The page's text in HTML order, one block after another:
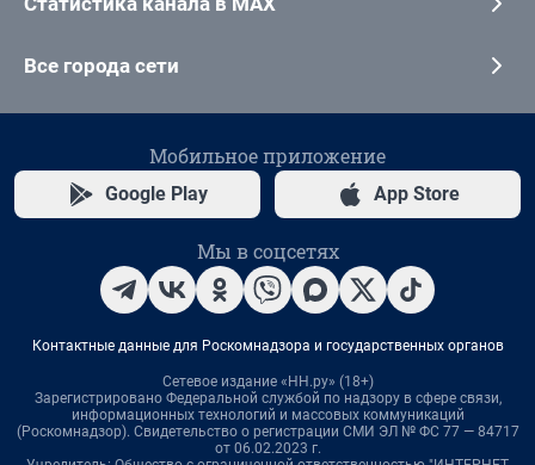
Все города сети
Мобильное приложение
Google Play App Store
Мы в соцсетях
Контактные данные для Роскомнадзора и государственных органов
Сетевое издание «НН.ру» (18+)
Зарегистрировано Федеральной службой по надзору в сфере связи,
информационных технологий и массовых коммуникаций
(Роскомнадзор). Свидетельство о регистрации СМИ ЭЛ № ФС 77 — 84717
от 06.02.2023 г.